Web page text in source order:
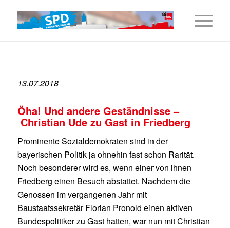
13.07.2018
Öha! Und andere Geständnisse –
Christian Ude zu Gast in Friedberg
Prominente Sozialdemokraten sind in der
bayerischen Politik ja ohnehin fast schon Rarität.
Noch besonderer wird es, wenn einer von ihnen
Friedberg einen Besuch abstattet. Nachdem die
Genossen im vergangenen Jahr mit
Baustaatssekretär Florian Pronold einen aktiven
Bundespolitiker zu Gast hatten, war nun mit Christian